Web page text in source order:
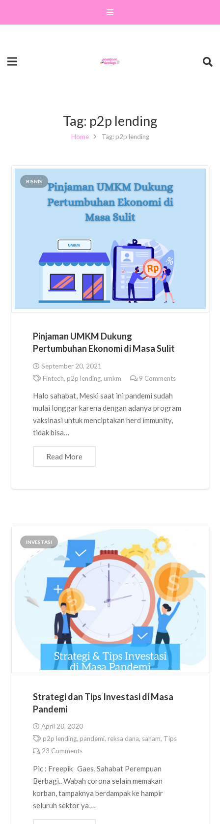
Tag: p2p lending
Home Tag: p2p lending
BISNIS
Pinjaman UMKM Dukung
Pertumbuhan Ekonomi di Masa Sulit
September 20, 2021
Fintech, p2p lending, umkm 9 Comments
Halo sahabat, Meski saat ini pandemi sudah
mulai longgar karena dengan adanya program
vaksinasi untuk menciptakan herd immunity,
tidak bisa…
Read More
INVESTASI
Strategi dan Tips Investasi di Masa
Pandemi
April 28, 2020
p2p lending, pandemi, reksa dana, saham, Tips
23 Comments
Pic : Freepik Gaes, Sahabat Perempuan
Berbagi.. Wabah corona selain memakan
korban, tampaknya berdampak ke hampir
seluruh sektor ya,…